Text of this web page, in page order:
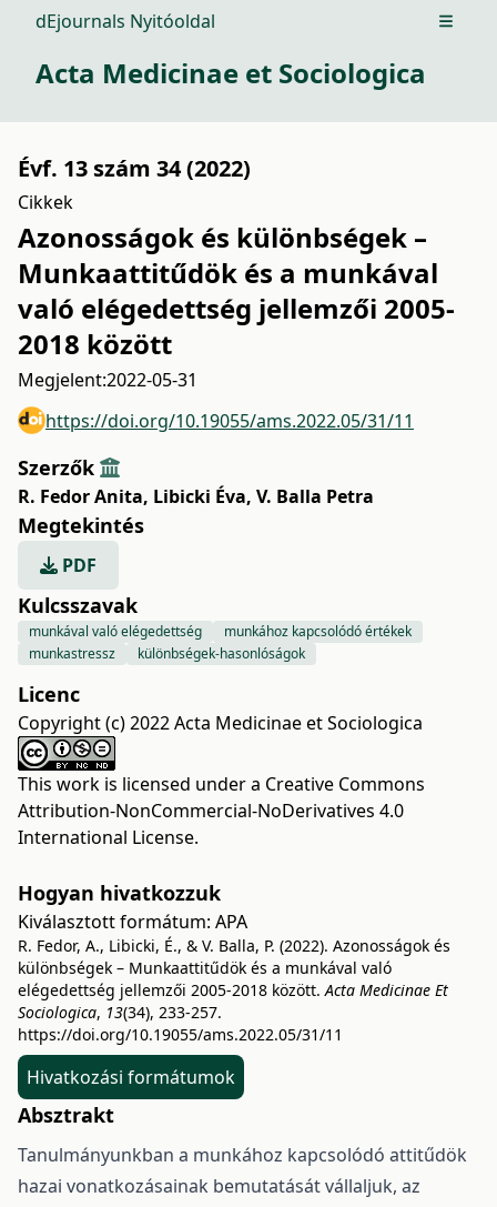
dEjournals Nyitóoldal Open
Acta Medicinae et Sociologica
Évf. 13 szám 34 (2022)
Cikkek
Azonosságok és különbségek –
Munkaattitűdök és a munkával
való elégedettség jellemzői 2005-
2018 között
Megjelent:2022-05-31
https://doi.org/10.19055/ams.2022.05/31/11
Szerzők
R. Fedor Anita, Libicki Éva, V. Balla Petra
Megtekintés
PDF
Kulcsszavak
munkával való elégedettség
munkához kapcsolódó értékek
munkastressz
különbségek-hasonlóságok
Licenc
Copyright (c) 2022 Acta Medicinae et Sociologica
This work is licensed under a Creative Commons
Attribution-NonCommercial-NoDerivatives 4.0
International License.
Hogyan hivatkozzuk
Kiválasztott formátum: APA
R. Fedor, A., Libicki, É., & V. Balla, P. (2022). Azonosságok és
különbségek – Munkaattitűdök és a munkával való
elégedettség jellemzői 2005-2018 között.Acta Medicinae Et
Sociologica, 13(34), 233-257.
https://doi.org/10.19055/ams.2022.05/31/11
Hivatkozási formátumok
Absztrakt
Tanulmányunkban a munkához kapcsolódó attitűdök
hazai vonatkozásainak bemutatását vállaljuk, az